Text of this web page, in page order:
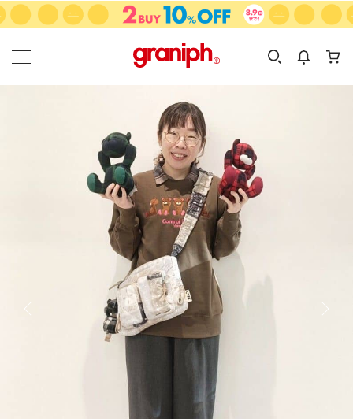
カテゴリーから探す
KIDS
カテゴリ
サイズ